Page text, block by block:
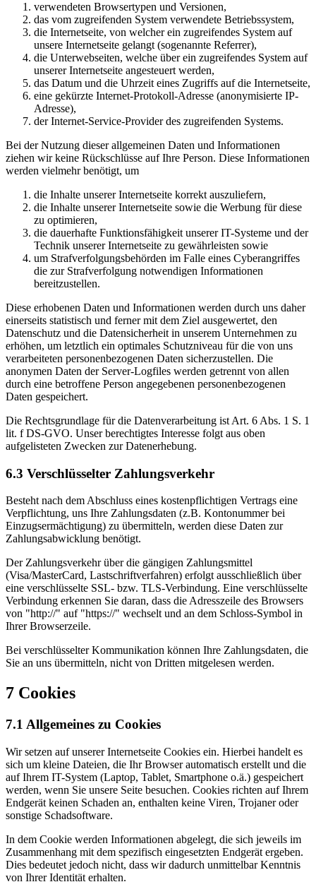
verwendeten Browsertypen und Versionen,
das vom zugreifenden System verwendete Betriebssystem,
die Internetseite, von welcher ein zugreifendes System auf
unsere Internetseite gelangt (sogenannte Referrer),
die Unterwebseiten, welche über ein zugreifendes System auf
unserer Internetseite angesteuert werden,
das Datum und die Uhrzeit eines Zugriffs auf die Internetseite,
eine gekürzte Internet-Protokoll-Adresse (anonymisierte IP-
Adresse),
der Internet-Service-Provider des zugreifenden Systems.
Bei der Nutzung dieser allgemeinen Daten und Informationen
ziehen wir keine Rückschlüsse auf Ihre Person. Diese Informationen
werden vielmehr benötigt, um
die Inhalte unserer Internetseite korrekt auszuliefern,
die Inhalte unserer Internetseite sowie die Werbung für diese
zu optimieren,
die dauerhafte Funktionsfähigkeit unserer IT-Systeme und der
Technik unserer Internetseite zu gewährleisten sowie
um Strafverfolgungsbehörden im Falle eines Cyberangriffes
die zur Strafverfolgung notwendigen Informationen
bereitzustellen.
Diese erhobenen Daten und Informationen werden durch uns daher
einerseits statistisch und ferner mit dem Ziel ausgewertet, den
Datenschutz und die Datensicherheit in unserem Unternehmen zu
erhöhen, um letztlich ein optimales Schutzniveau für die von uns
verarbeiteten personenbezogenen Daten sicherzustellen. Die
anonymen Daten der Server-Logfiles werden getrennt von allen
durch eine betroffene Person angegebenen personenbezogenen
Daten gespeichert.
Die Rechtsgrundlage für die Datenverarbeitung ist Art. 6 Abs. 1 S. 1
lit. f DS-GVO. Unser berechtigtes Interesse folgt aus oben
aufgelisteten Zwecken zur Datenerhebung.
6.3 Verschlüsselter Zahlungsverkehr
Besteht nach dem Abschluss eines kostenpflichtigen Vertrags eine
Verpflichtung, uns Ihre Zahlungsdaten (z.B. Kontonummer bei
Einzugsermächtigung) zu übermitteln, werden diese Daten zur
Zahlungsabwicklung benötigt.
Der Zahlungsverkehr über die gängigen Zahlungsmittel
(Visa/MasterCard, Lastschriftverfahren) erfolgt ausschließlich über
eine verschlüsselte SSL- bzw. TLS-Verbindung. Eine verschlüsselte
Verbindung erkennen Sie daran, dass die Adresszeile des Browsers
von "http://" auf "https://" wechselt und an dem Schloss-Symbol in
Ihrer Browserzeile.
Bei verschlüsselter Kommunikation können Ihre Zahlungsdaten, die
Sie an uns übermitteln, nicht von Dritten mitgelesen werden.
7 Cookies
7.1 Allgemeines zu Cookies
Wir setzen auf unserer Internetseite Cookies ein. Hierbei handelt es
sich um kleine Dateien, die Ihr Browser automatisch erstellt und die
auf Ihrem IT-System (Laptop, Tablet, Smartphone o.ä.) gespeichert
werden, wenn Sie unsere Seite besuchen. Cookies richten auf Ihrem
Endgerät keinen Schaden an, enthalten keine Viren, Trojaner oder
sonstige Schadsoftware.
In dem Cookie werden Informationen abgelegt, die sich jeweils im
Zusammenhang mit dem spezifisch eingesetzten Endgerät ergeben.
Dies bedeutet jedoch nicht, dass wir dadurch unmittelbar Kenntnis
von Ihrer Identität erhalten.